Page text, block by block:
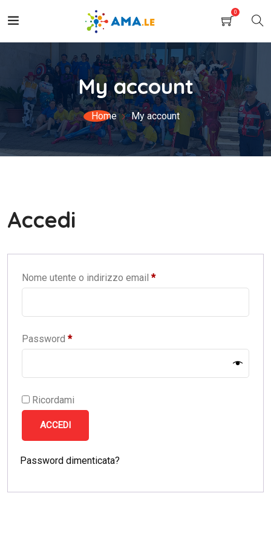
0
My account
Home My account
Accedi
Nome utente o indirizzo email *
Password *
Ricordami
ACCEDI
Password dimenticata?